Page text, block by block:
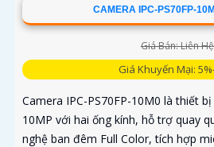
CAMERA IPC-PS70FP-
Giá Bán: Liên Hệ
Giá Khuyến Mại:
Camera IPC-PS70FP-10M0 là thiết
10MP với hai ống kính, hỗ trợ quay
nghệ ban đêm Full Color, tích hợp